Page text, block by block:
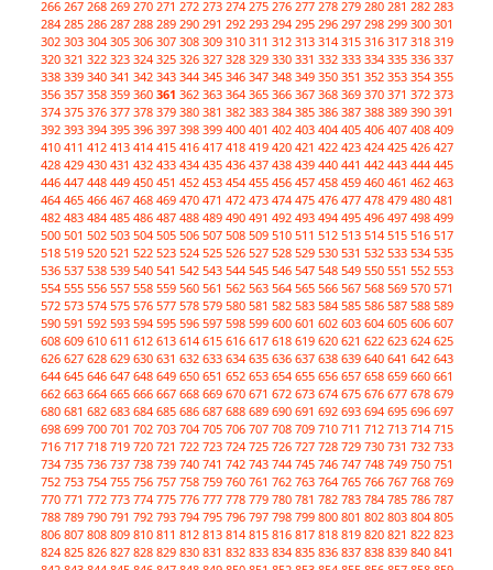
266 267 268 269 270 271 272 273 274 275 276 277 278 279 280 281 282 283
284 285 286 287 288 289 290 291 292 293 294 295 296 297 298 299 300 301
302 303 304 305 306 307 308 309 310 311 312 313 314 315 316 317 318 319
320 321 322 323 324 325 326 327 328 329 330 331 332 333 334 335 336 337
338 339 340 341 342 343 344 345 346 347 348 349 350 351 352 353 354 355
356 357 358 359 360 361 362 363 364 365 366 367 368 369 370 371 372 373
374 375 376 377 378 379 380 381 382 383 384 385 386 387 388 389 390 391
392 393 394 395 396 397 398 399 400 401 402 403 404 405 406 407 408 409
410 411 412 413 414 415 416 417 418 419 420 421 422 423 424 425 426 427
428 429 430 431 432 433 434 435 436 437 438 439 440 441 442 443 444 445
446 447 448 449 450 451 452 453 454 455 456 457 458 459 460 461 462 463
464 465 466 467 468 469 470 471 472 473 474 475 476 477 478 479 480 481
482 483 484 485 486 487 488 489 490 491 492 493 494 495 496 497 498 499
500 501 502 503 504 505 506 507 508 509 510 511 512 513 514 515 516 517
518 519 520 521 522 523 524 525 526 527 528 529 530 531 532 533 534 535
536 537 538 539 540 541 542 543 544 545 546 547 548 549 550 551 552 553
554 555 556 557 558 559 560 561 562 563 564 565 566 567 568 569 570 571
572 573 574 575 576 577 578 579 580 581 582 583 584 585 586 587 588 589
590 591 592 593 594 595 596 597 598 599 600 601 602 603 604 605 606 607
608 609 610 611 612 613 614 615 616 617 618 619 620 621 622 623 624 625
626 627 628 629 630 631 632 633 634 635 636 637 638 639 640 641 642 643
644 645 646 647 648 649 650 651 652 653 654 655 656 657 658 659 660 661
662 663 664 665 666 667 668 669 670 671 672 673 674 675 676 677 678 679
680 681 682 683 684 685 686 687 688 689 690 691 692 693 694 695 696 697
698 699 700 701 702 703 704 705 706 707 708 709 710 711 712 713 714 715
716 717 718 719 720 721 722 723 724 725 726 727 728 729 730 731 732 733
734 735 736 737 738 739 740 741 742 743 744 745 746 747 748 749 750 751
752 753 754 755 756 757 758 759 760 761 762 763 764 765 766 767 768 769
770 771 772 773 774 775 776 777 778 779 780 781 782 783 784 785 786 787
788 789 790 791 792 793 794 795 796 797 798 799 800 801 802 803 804 805
806 807 808 809 810 811 812 813 814 815 816 817 818 819 820 821 822 823
824 825 826 827 828 829 830 831 832 833 834 835 836 837 838 839 840 841